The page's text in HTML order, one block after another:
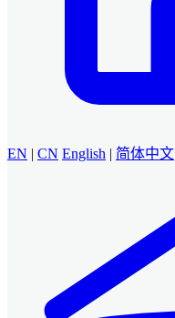
EN | CN English | 简体中文